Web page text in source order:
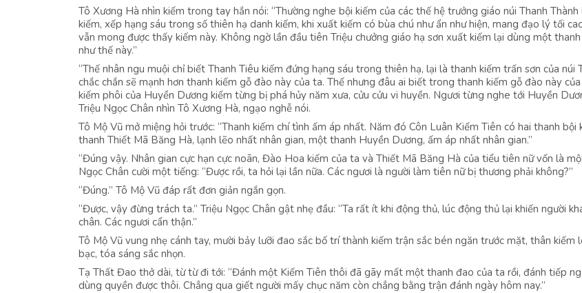
Tô Xương Hà nhìn kiếm trong tay hắn nói: “Thường nghe bội kiếm của các thế hệ trưởng giáo núi Thanh Thành
kiếm, xếp hạng sáu trong số thiên hạ danh kiếm, khi xuất kiếm có bùa chú như ẩn như hiện, mang đạo lý tối
vẫn mong được thấy kiếm này. Không ngờ lần đầu tiên Triệu chưởng giáo hạ sơn xuất kiếm lại dùng một
như thế này.”
“Thế nhân ngu muội chỉ biết Thanh Tiêu kiếm đứng hạng sáu trong thiên hạ, lại là thanh kiếm trấn sơn của núi
chắc chắn sẽ mạnh hơn thanh kiếm gỗ đào này của ta. Thế nhưng đâu ai biết trong thanh kiếm gỗ đào này
kiếm phôi của Huyền Dương kiếm từng bị phá hủy năm xưa, cửu cửu vi huyền. Ngươi từng nghe tới Huyền
Triệu Ngọc Chân nhìn Tô Xương Hà, ngạo nghễ nói.
Tô Mộ Vũ mở miệng hỏi trước: “Thanh kiếm chí tình ấm áp nhất. Năm đó Côn Luân Kiếm Tiên có hai thanh bội
thanh Thiết Mã Băng Hà, lạnh lẽo nhất nhân gian, một thanh Huyền Dương, ấm áp nhất nhân gian.”
“Đúng vậy. Nhân gian cực hạn cực noãn, Đào Hoa kiếm của ta và Thiết Mã Băng Hà của tiểu tiên nữ vốn là
Ngọc Chân cười một tiếng: “Được rồi, ta hỏi lại lần nữa. Các ngươi là người làm tiên nữ bị thương phải không?”
“Đúng.” Tô Mộ Vũ đáp rất đơn giản ngắn gọn.
“Được, vậy đừng trách ta.” Triệu Ngọc Chân gật nhẹ đầu: “Ta rất ít khi động thủ, lúc động thủ lại khiến người
chân. Các ngươi cẩn thận.”
Tô Mộ Vũ vung nhẹ cánh tay, mười bảy lưỡi đao sắc bố trí thành kiếm trận sắc bén ngăn trước mặt, thân kiếm
bạc, tóa sáng sắc nhọn.
Tạ Thất Đao thở dài, từ từ đi tới: “Đánh một Kiếm Tiên thôi đã gãy mất một thanh đao của ta rồi, đánh tiếp
dùng quyền được thôi. Chẳng qua giết người mấy chục năm còn chẳng bằng trận đánh ngày hôm nay.”